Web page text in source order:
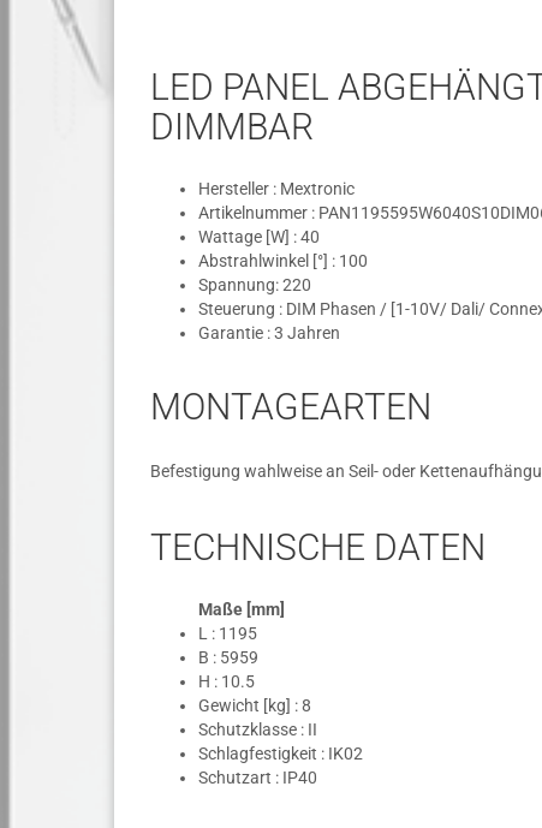
LED PANEL
IMMBAR
Hersteller : Mextronic
Artikelnummer :
Wattage [W] : 40
Abstrahlwinkel [°] : 100
Spannung: 220
Steuerung : DIM Phasen / [1-10V/ Dali/
Garantie : 3 Jahren
MONTAGEARTEN
Befestigung wahlweise an Seil- oder
TECHNISCHE DATEN
Maße [mm]
L : 1195
B : 5959
H : 10.5
Gewicht [kg] : 8
Schutzklasse : II
Schlagfestigkeit : IK02
Schutzart : IP40